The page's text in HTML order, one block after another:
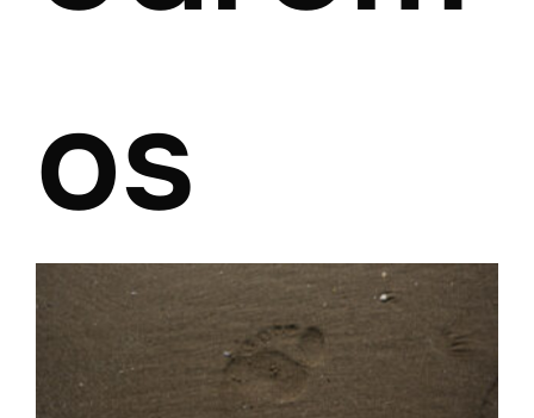
os
Huella de un pie descalzo en la playa de
Benicasim, España. 2016